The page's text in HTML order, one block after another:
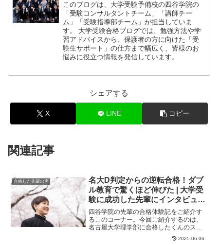
このブログは、大学受験予備校の四谷学院の
「受験コンサルタントチーム」「講師チー
ム」「受験指導部チーム」が担当していま
す。 大学受験合格ブログでは、勉強方法や学
習アドバイスから、保護者の方に向けた「受
験生サポート」の仕方まで幅広く、皆様のお
悩みに役立つ情報を発信しています。
シェアする
X LINE コピー
関連記事
合格した先輩の声
名大D判定からの逆転合格！ダブ
ル教育で驚くほど伸びた | 大学受
験に成功した先輩にインタビュー
【大学受験予備校四谷学院】
四谷学院の先輩の合格体験記をご紹介す
るこのコーナー。今回ご紹介するのは、
名古屋大学理学部に合格したくんのスト
ーリーです。「Ｄ判定以上にならない問
2025.06.06